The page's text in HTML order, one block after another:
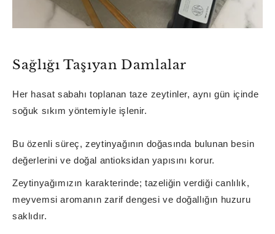
Sağlığı Taşıyan Damlalar
Her hasat sabahı toplanan taze zeytinler, aynı gün içinde
soğuk sıkım yöntemiyle işlenir.
Bu özenli süreç, zeytinyağının doğasında bulunan besin
değerlerini ve doğal antioksidan yapısını korur.
Zeytinyağımızın karakterinde; tazeliğin verdiği canlılık,
meyvemsi aromanın zarif dengesi ve doğallığın huzuru
saklıdır.